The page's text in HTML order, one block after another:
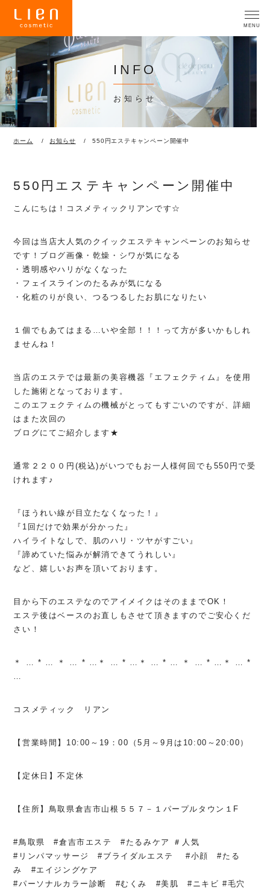
INFO
お知らせ
ホーム お知らせ 550円エステキャンペーン開催中
550円エステキャンペーン開催中
こんにちは！コスメティックリアンです☆
今回は当店大人気のクイックエステキャンペーンのお知らせ
です！ブログ画像・乾燥・シワが気になる
・透明感やハリがなくなった
・フェイスラインのたるみが気になる
・化粧のりが良い、つるつるしたお肌になりたい
１個でもあてはまる…いや全部！！！って方が多いかもしれ
ませんね！
当店のエステでは最新の美容機器『エフェクティム』を使用
した施術となっております。
このエフェクティムの機械がとってもすごいのですが、詳細
はまた次回の
ブログにてご紹介します★
通常２２００円(税込)がいつでもお一人様何回でも550円で受
けれます♪
『ほうれい線が目立たなくなった！』
『1回だけで効果が分かった』
ハイライトなしで、肌のハリ・ツヤがすごい』
『諦めていた悩みが解消できてうれしい』
など、嬉しいお声を頂いております。
目から下のエステなのでアイメイクはそのままでOK！
エステ後はベースのお直しもさせて頂きますのでご安心くだ
さい！
＊ … * … ＊ … * …＊ … * …＊ … * … ＊ … * …＊ … *
コスメティック リアン
【営業時間】10:00～19：00（5月～9月は10:00～20:00）
【定休日】不定休
【住所】鳥取県倉吉市山根５５７－１パープルタウン１F
#鳥取県 #倉吉市エステ #たるみケア ＃人気
#リンパマッサージ #ブライダルエステ #小顔 #たる
み #エイジングケア
#パーソナルカラー診断 #むくみ #美肌 #ニキビ #毛穴